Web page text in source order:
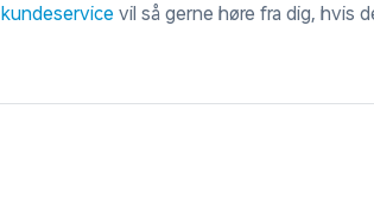
kundeservice vil så gerne høre fra dig, hvis